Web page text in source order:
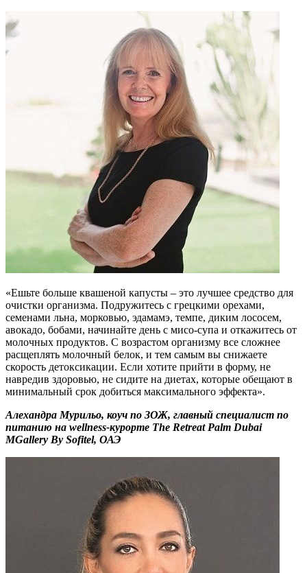
«Ешьте больше квашеной капусты – это лучшее средство для
очистки организма. Подружитесь с грецкими орехами,
семенами льна, морковью, эдамамэ, темпе, диким лососем,
авокадо, бобами, начинайте день с мисо-супа и откажитесь от
молочных продуктов. С возрастом организму все сложнее
расщеплять молочный белок, и тем самым вы снижаете
скорость детоксикации. Если хотите прийти в форму, не
навредив здоровью, не сидите на диетах, которые обещают в
минимальный срок добиться максимального эффекта».
Алехандра Мурильо, коуч по ЗОЖ, главный специалист по
питанию на wellness-курорте The Retreat Palm Dubai
MGallery By Sofitel, ОАЭ